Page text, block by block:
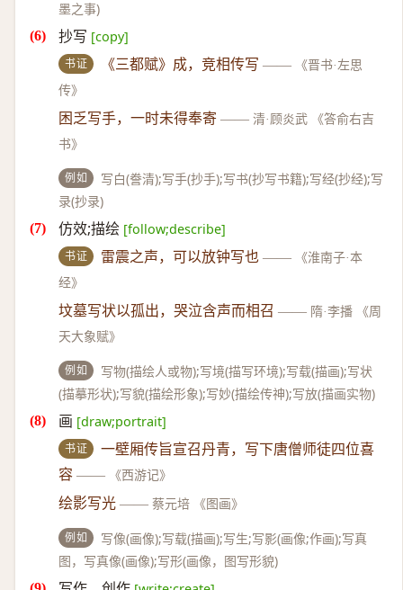
墨之事)
抄写 [copy]
书证 《三都赋》成，竞相传写 ——
《晋书·左思
传》
困乏写手，一时未得奉寄 —— 清·顾炎武 《答俞右吉
书》
例如
写白(誊清);写手(抄手);写书(抄写书籍);写经(抄经);写
录(抄录)
仿效;描绘 [follow;describe]
书证 雷震之声，可以放钟写也 ——
《淮南子·本
经》
坟墓写状以孤出，哭泣含声而相召 —— 隋·李播 《周
天大象赋》
例如
写物(描绘人或物);写境(描写环境);写载(描画);写状
(描摹形状);写貌(描绘形象);写妙(描绘传神);写放(描画实物)
画 [draw;portrait]
书证
一壁厢传旨宣召丹青，写下唐僧师徒四位喜
容 —— 《西游记》
绘影写光 —— 蔡元培 《图画》
例如
写像(画像);写载(描画);写生;写影(画像;作画);写真
图，写真像(画像);写形(画像，图写形貌)